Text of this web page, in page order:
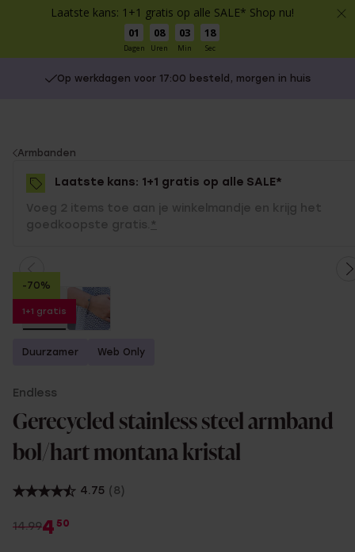
Laatste kans: 1+1 gratis op alle SALE* Shop nu!
01
Dagen
08
Uren
03
Min
18
Sec
Op werkdagen voor 17:00 besteld, morgen in huis
You
are
here:
Armbanden
Laatste kans: 1+1 gratis op alle SALE*
Voeg 2 items toe aan je winkelmandje en krijg het
goedkoopste gratis. *
-70%
1+1 gratis
Duurzamer Web Only
Endless
Gerecycled stainless steel armband
bol/hart montana kristal
4.75 (8)
14.994 50